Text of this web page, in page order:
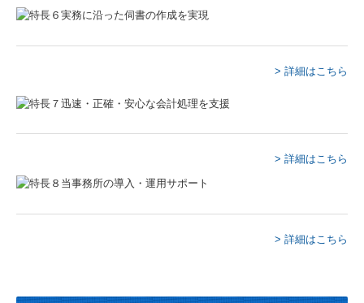
> 詳細はこちら
> 詳細はこちら
> 詳細はこちら